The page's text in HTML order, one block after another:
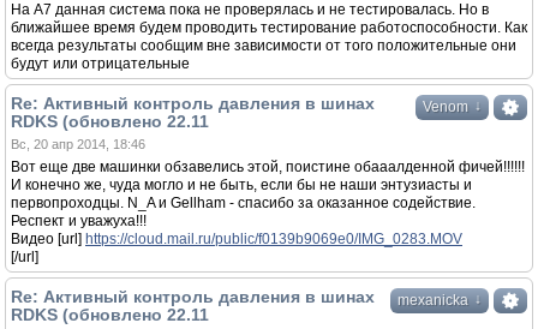
На A7 данная система пока не проверялась и не тестировалась. Но в
ближайшее время будем проводить тестирование работоспособности. Как
всегда результаты сообщим вне зависимости от того положительные они
будут или отрицательные
Venom ↓
Re: Активный контроль давления в шинах
RDKS (обновлено 22.11
Вс, 20 апр 2014, 18:46
Вот еще две машинки обзавелись этой, поистине обааалденной фичей!!!!!!
И конечно же, чуда могло и не быть, если бы не наши энтузиасты и
первопроходцы. N_A и Gellham - спасибо за оказанное содействие.
Респект и уважуха!!!
Видео [url] https://cloud.mail.ru/public/f0139b9069e0/IMG_0283.MOV
[/url]
mexanicka ↓
Re: Активный контроль давления в шинах
RDKS (обновлено 22.11